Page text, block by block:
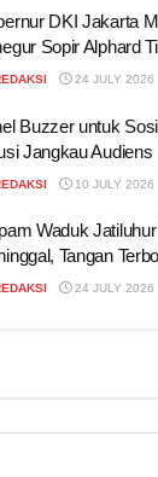
DKI Jakarta
Sopir Alphard
24 JULY 2026
Buzzer untuk
Jangkau Audiens
10 JULY 2026
Waduk
Tangan
24 JULY 2026